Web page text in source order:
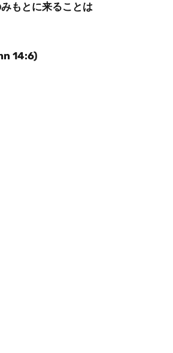
もとに来ることは
14:6)